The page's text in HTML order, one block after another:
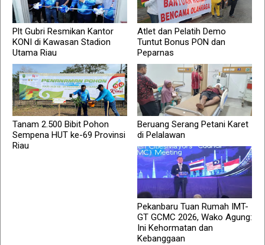
Plt Gubri Resmikan Kantor
KONI di Kawasan Stadion
Utama Riau
Atlet dan Pelatih Demo
Tuntut Bonus PON dan
Peparnas
Tanam 2.500 Bibit Pohon
Sempena HUT ke-69 Provinsi
Riau
Beruang Serang Petani Karet
di Pelalawan
Pekanbaru Tuan Rumah IMT-
GT GCMC 2026, Wako Agung:
Ini Kehormatan dan
Kebanggaan